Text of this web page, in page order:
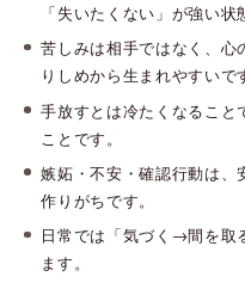
「失いたくない」が強い状
苦しみは相手ではなく、心
りしめから生まれやすいで
手放すとは冷たくなること
ことです。
嫉妬・不安・確認行動は、
作りがちです。
日常では「気づく→間を取
ます。